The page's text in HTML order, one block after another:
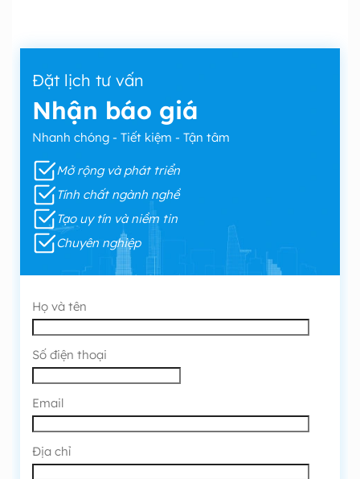
Đặt lịch tư vấn
Nhận báo giá
Nhanh chóng - Tiết kiệm - Tận tâm
Mở rộng và phát triển
Tính chất ngành nghề
Tạo uy tín và niềm tin
Chuyên nghiệp
Họ và tên
Số điện thoại
Email
Địa chỉ